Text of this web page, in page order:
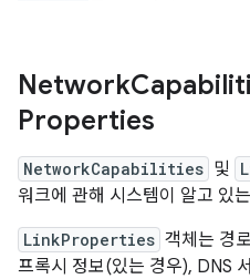
Network
Properties
NetworkCapabilities 및
워크에 관해 시스템이 알고 있
LinkProperties 객체는 경
프록시 정보(있는 경우), DNS